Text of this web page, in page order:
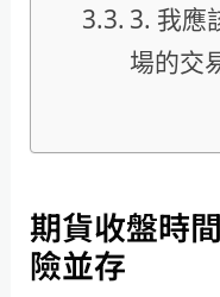
3. 我應
場的交
期貨收盤時
險並存